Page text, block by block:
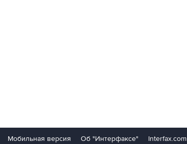
Мобильная версия Об "Интерфаксе" Interfax.com